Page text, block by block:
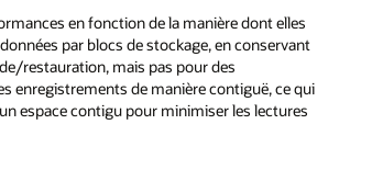
en fonction de la manière dont elles
par blocs de stockage, en conservant
restauration, mais pas pour des
enregistrements de manière contiguë, ce qui
espace contigu pour minimiser les lectures